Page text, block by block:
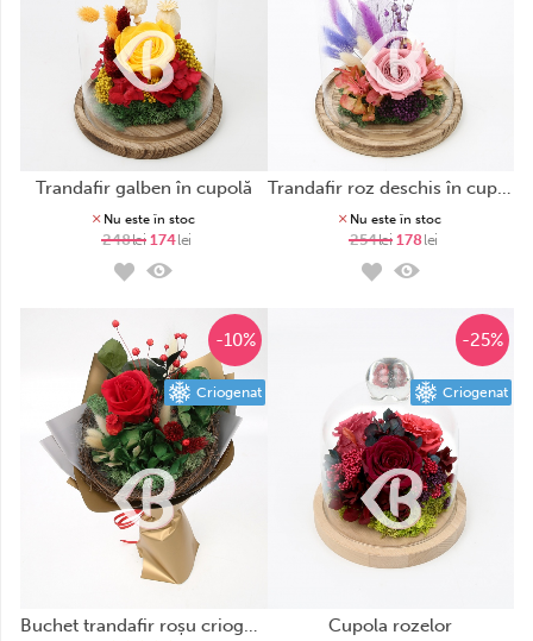
trandafir galben în cupolă
Nu este în stoc
248lei 174lei
trandafir roz deschis în cupolă
Nu este în stoc
254lei 178lei
-10%
Criogenat
buchet trandafir roșu criogenat
-25%
Criogenat
cupola rozelor